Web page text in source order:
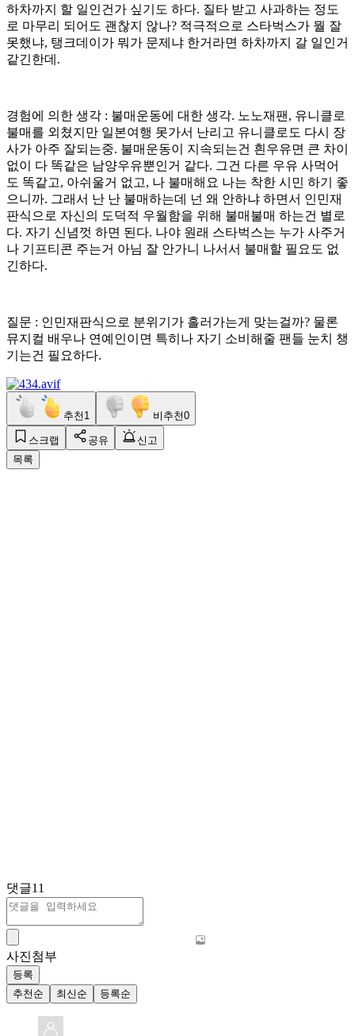
하차까지 할 일인건가 싶기도 하다. 질타 받고 사과하는 정도
로 마무리 되어도 괜찮지 않나? 적극적으로 스타벅스가 뭘 잘
못했냐, 탱크데이가 뭐가 문제냐 한거라면 하차까지 갈 일인거
같긴한데.
경험에 의한 생각 : 불매운동에 대한 생각. 노노재팬, 유니클로
불매를 외쳤지만 일본여행 못가서 난리고 유니클로도 다시 장
사가 아주 잘되는중. 불매운동이 지속되는건 흰우유면 큰 차이
없이 다 똑같은 남양우유뿐인거 같다. 그건 다른 우유 사먹어
도 똑같고, 아쉬울거 없고, 나 불매해요 나는 착한 시민 하기 좋
으니까. 그래서 난 난 불매하는데 넌 왜 안하냐 하면서 인민재
판식으로 자신의 도덕적 우월함을 위해 불매불매 하는건 별로
다. 자기 신념껏 하면 된다. 나야 원래 스타벅스는 누가 사주거
나 기프티콘 주는거 아님 잘 안가니 나서서 불매할 필요도 없
긴하다.
질문 : 인민재판식으로 분위기가 흘러가는게 맞는걸까? 물론
뮤지컬 배우나 연예인이면 특히나 자기 소비해줄 팬들 눈치 챙
기는건 필요하다.
추천 1 비추천0
스크랩 공유
신고
목록
댓글11
사진첨부
등록
추천순
최신순 등록순